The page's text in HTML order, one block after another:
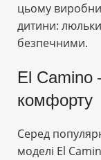
цьому
дитини:
безпечними.
El Camino
комфорту
Серед
моделі El